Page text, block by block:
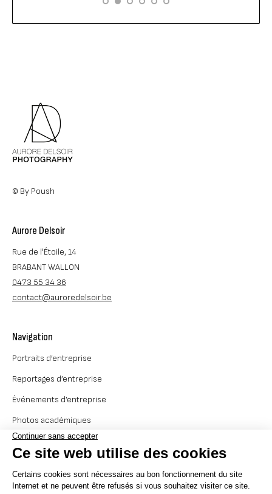
© By Poush
BRABANT WALLON
0473 55 34 36
contact@auroredelsoir.be
Navigation
Portraits d’entreprise
Reportages d’entreprise